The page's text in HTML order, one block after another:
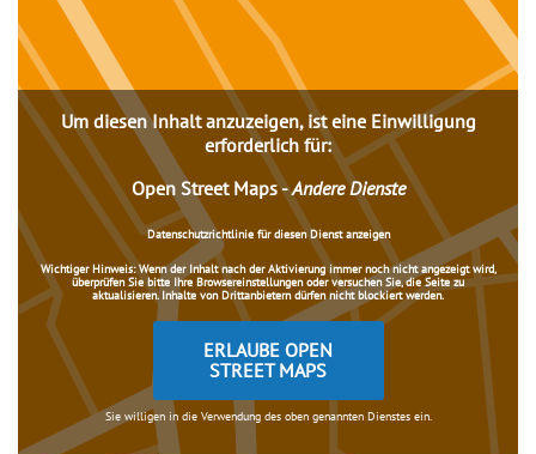
Um diesen Inhalt anzuzeigen, ist eine Einwilligung
erforderlich für:
Open Street Maps-Andere Dienste
Datenschutzrichtlinie für diesen Dienst anzeigen
Wichtiger Hinweis:Wenn der Inhalt nach der Aktivierung immer noch nicht angezeigt wird,
überprüfen Sie bitte Ihre Browsereinstellungen oder versuchen Sie, die Seite zu
aktualisieren. Inhalte von Drittanbietern dürfen nicht blockiert werden.
ERLAUBE OPEN
STREET MAPS
Sie willigen in die Verwendung des oben genannten Dienstes ein.